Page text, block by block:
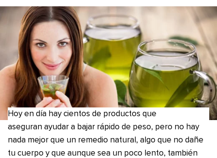
Hoy en día hay cientos de productos que
aseguran ayudar a bajar rápido de peso, pero no hay
nada mejor que un remedio natural, algo que no dañe
tu cuerpo y que aunque sea un poco lento, también